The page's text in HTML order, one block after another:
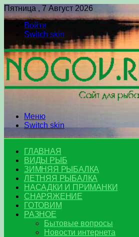
Пятница , 7 Август 2026
Войти
Switch skin
Меню
Switch skin
ГЛАВНАЯ
ВИДЫ РЫБ
ЗИМНЯЯ РЫБАЛКА
ЛЕТНЯЯ РЫБАЛКА
НАСАДКИ И ПРИМАНКИ
СНАРЯЖЕНИЕ
ГОТОВИМ
РАЗНОЕ
Бытовые вопросы
Новости интернета